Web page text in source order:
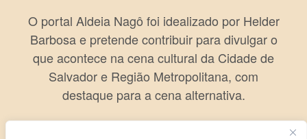
O portal Aldeia Nagô foi idealizado por Helder
Barbosa e pretende contribuir para divulgar o
que acontece na cena cultural da Cidade de
Salvador e Região Metropolitana, com
destaque para a cena alternativa.